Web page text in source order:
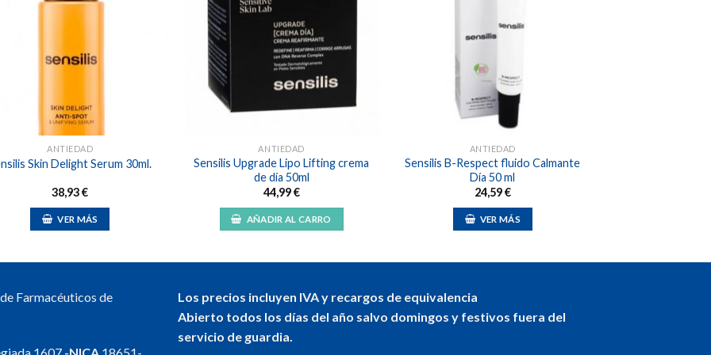
ANTIEDAD
Skin Delight Serum 30ml.
38,93€
VER MÁS
deseos
ANTIEDAD
Sensilis Upgrade Lipo Lifting crema
de día 50ml
44,99€
AÑADIR AL CARRO
ANTIEDAD
Sensilis B-Respect fluido Calmante
Día 50 ml
24,59€
VER MÁS
Farmacéuticos de
Los precios incluyen IVA y recargos de equivalencia
Abierto todos los días del año salvo domingos y festivos fuera del
servicio de guardia.